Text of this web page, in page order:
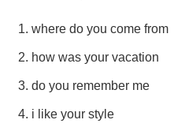
where do you come from
how was your vacation
do you remember me
i like your style